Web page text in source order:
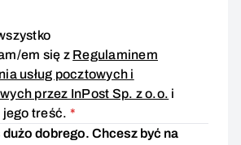
em się z Regulaminem
usług pocztowych i
przez InPost Sp. z o.o. i
treść. *Zgoda wymagana
dużo dobrego. Chcesz być na